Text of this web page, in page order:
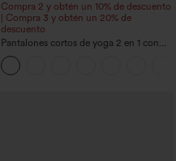
+21
Compra 2 y obtén un 10% de descuento
| Compra 3 y obtén un 20% de
descuento
Pantalones cortos de yoga 2 en 1 con
bolsillo trasero de talle muy alto y
bolsillo lateral oculto de 5&#39;&#39;
de longitud más larga